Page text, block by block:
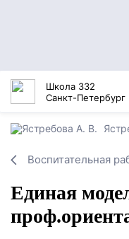
Школа 332
Санкт-Петербург
Воспитательная
Единая